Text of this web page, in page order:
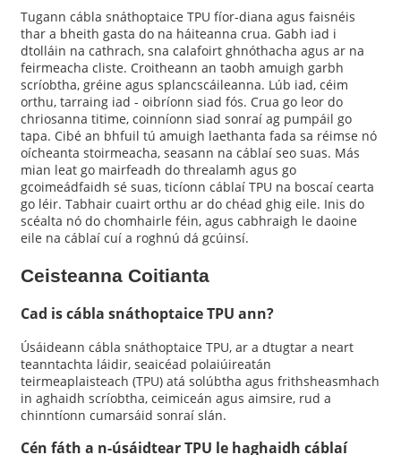
Tugann cábla snáthoptaice TPU fíor-diana agus faisnéis
thar a bheith gasta do na háiteanna crua. Gabh iad i
dtolláin na cathrach, sna calafoirt ghnóthacha agus ar na
feirmeacha cliste. Croitheann an taobh amuigh garbh
scríobtha, gréine agus splancscáileanna. Lúb iad, céim
orthu, tarraing iad - oibríonn siad fós. Crua go leor do
chriosanna titime, coinníonn siad sonraí ag pumpáil go
tapa. Cibé an bhfuil tú amuigh laethanta fada sa réimse nó
oícheanta stoirmeacha, seasann na cáblaí seo suas. Más
mian leat go mairfeadh do threalamh agus go
gcoimeádfaidh sé suas, ticíonn cáblaí TPU na boscaí cearta
go léir. Tabhair cuairt orthu ar do chéad ghig eile. Inis do
scéalta nó do chomhairle féin, agus cabhraigh le daoine
eile na cáblaí cuí a roghnú dá gcúinsí.
Ceisteanna Coitianta
Cad is cábla snáthoptaice TPU ann?
Úsáideann cábla snáthoptaice TPU, ar a dtugtar a neart
teanntachta láidir, seaicéad polaiúireatán
teirmeaplaisteach (TPU) atá solúbtha agus frithsheasmhach
in aghaidh scríobtha, ceimiceán agus aimsire, rud a
chinntíonn cumarsáid sonraí slán.
Cén fáth a n-úsáidtear TPU le haghaidh cáblaí